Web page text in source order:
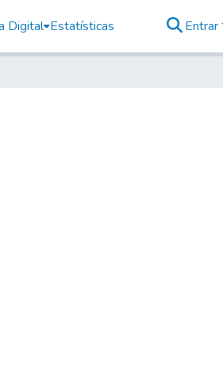
Digital Estatísticas Entrar